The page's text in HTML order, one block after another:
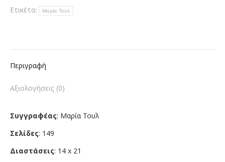
Ετικέτα:
Μαρία Τουλ
Περιγραφή
Αξιολογήσεις (0)
Συγγραφέας: Μαρία Τουλ
Σελίδες: 149
Διαστάσεις: 14 x 21